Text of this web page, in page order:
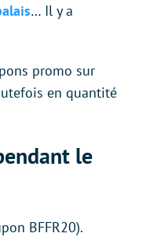
… Il y a
promo sur
en quantité
le
BFFR20).